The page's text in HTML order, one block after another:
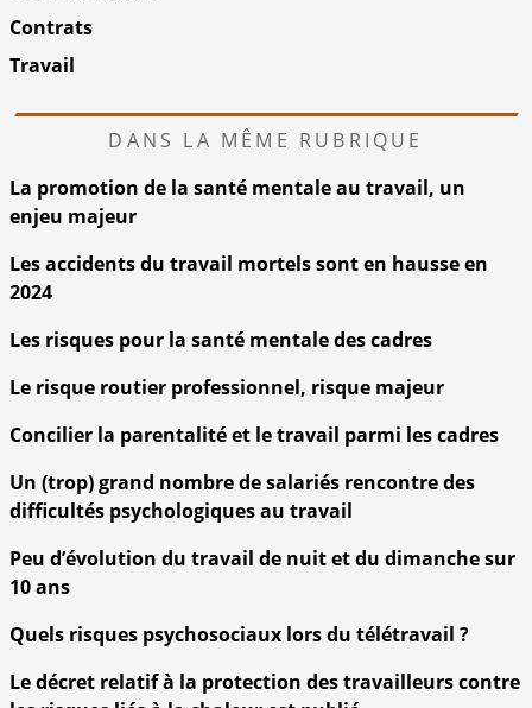
Contrats
Travail
DANS LA MÊME RUBRIQUE
La promotion de la santé mentale au travail, un
enjeu majeur
Les accidents du travail mortels sont en hausse en
2024
Les risques pour la santé mentale des cadres
Le risque routier professionnel, risque majeur
Concilier la parentalité et le travail parmi les cadres
Un (trop) grand nombre de salariés rencontre des
difficultés psychologiques au travail
Peu d’évolution du travail de nuit et du dimanche sur
10 ans
Quels risques psychosociaux lors du télétravail ?
Le décret relatif à la protection des travailleurs contre